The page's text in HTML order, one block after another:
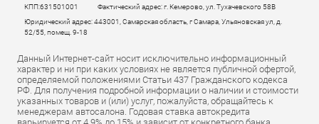
КПП:631501001
Фактический адрес: г. Кемерово, ул. Тухачевского 58В
Юридический адрес: 443001, Самарская область, г Самара, Ульяновская ул, д.
52/55, помещ. 9-18
Данный Интернет-сайт носит исключительно информационный
характер и ни при каких условиях не является публичной офертой,
определяемой положениями Статьи 437 Гражданского кодекса
РФ. Для получения подробной информации о наличии и стоимости
указанных товаров и (или) услуг, пожалуйста, обращайтесь к
менеджерам автосалона. Годовая ставка автокредита